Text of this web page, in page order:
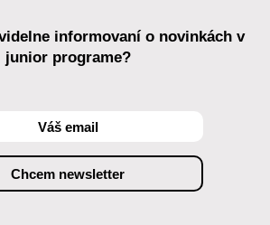
informovaní o novinkách v
junior programe?